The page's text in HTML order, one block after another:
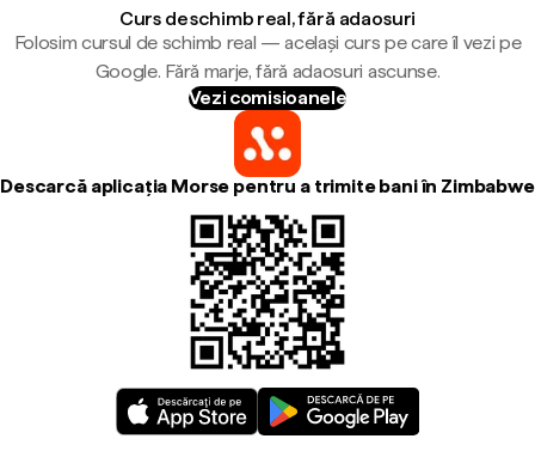
Curs de schimb real, fără adaosuri
Folosim cursul de schimb real — același curs pe care îl vezi pe
Google. Fără marje, fără adaosuri ascunse.
Vezi comisioanele
Descarcă aplicația Morse pentru a trimite bani în Zimbabwe